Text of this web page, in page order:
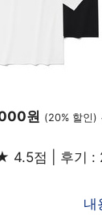
원 (20% 할인)
4.5점 | 후기 :
내